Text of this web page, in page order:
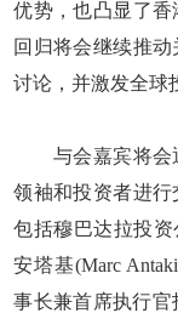
优势，也凸显了
回归将会继续推
讨论，并激发全球
与会嘉宾将会通
领袖和投资者进
包括穆巴达拉投资
安塔基(Marc
事长兼首席执行官